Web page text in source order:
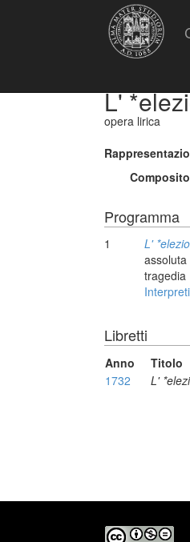
L'
opera lirica
Programma
1 L'
assoluta
tragedia
Interpreti
Libretti
Anno
Titolo
1732
L'